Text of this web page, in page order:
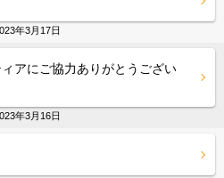
年3月17日
アにご協力ありがとうござい
年3月16日